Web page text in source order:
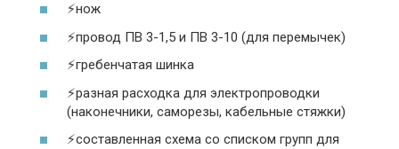
⚡нож
⚡провод ПВ 3-1,5 и ПВ 3-10 (для перемычек)
⚡гребенчатая шинка
⚡разная расходка для электропроводки
(наконечники, саморезы, кабельные стяжки)
⚡составленная схема со списком групп для